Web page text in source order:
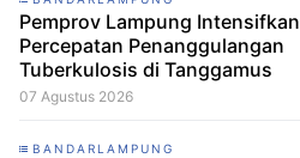
Pemprov Lampung Intensifkan
Percepatan Penanggulangan
Tuberkulosis di Tanggamus
07 Agustus 2026
BANDARLAMPUNG